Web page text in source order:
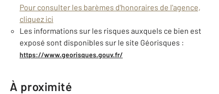
Pour consulter les barèmes d'honoraires de l'agence,
cliquez ici
Les informations sur les risques auxquels ce bien est
exposé sont disponibles sur le site Géorisques :
https://www.georisques.gouv.fr/
À proximité